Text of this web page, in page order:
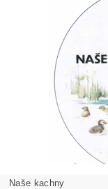
Naše kachny